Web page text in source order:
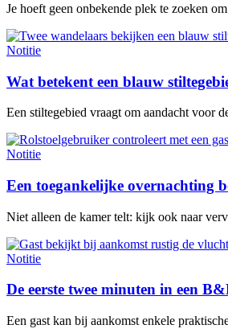
Je hoeft geen onbekende plek te zoeken
Notitie
Wat betekent een blauw
Een stiltegebied vraagt om aandacht voor
Notitie
Een toegankelijke overnachting
Niet alleen de kamer telt: kijk ook naar
Notitie
De eerste twee minuten in een
Een gast kan bij aankomst enkele